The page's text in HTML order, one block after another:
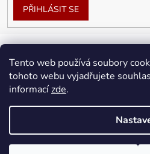
Tento web používá soubory
tohoto webu vyjadřujete
informacízde.
PŘIHLÁSIT SE
Vytvořil